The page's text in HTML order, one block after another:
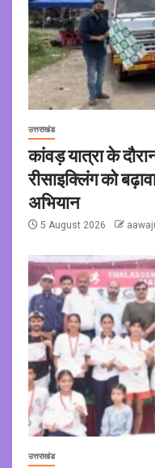
उत्तराखंड
कांवड़ यात्रा के
रीसाइक्लिंग को
अभियान
5 August 2026
उत्तराखंड